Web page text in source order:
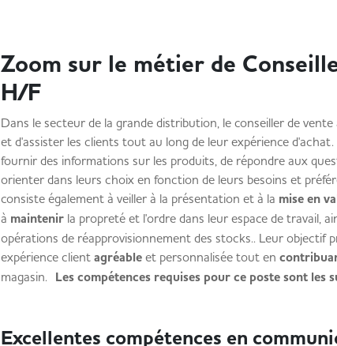
Zoom sur le métier de
H/F
Dans le secteur de la grande distribution, le conseiller de
et d'assister les clients tout au long de leur expérience
fournir des informations sur les produits, de répondre aux
orienter dans leurs choix en fonction de leurs besoins et
consiste également à veiller à la présentation et à la mise en
à maintenir la propreté et l'ordre dans leur espace de travail,
opérations de réapprovisionnement des stocks.. Leur objectif
expérience client agréable et personnalisée tout en
magasin. Les compétences requises pour ce poste sont les
Excellentes compétences en